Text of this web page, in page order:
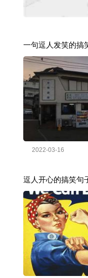
一句逗人发笑的搞
2022-03-16
逗人开心的搞笑句